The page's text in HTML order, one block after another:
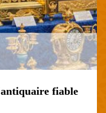
fiable